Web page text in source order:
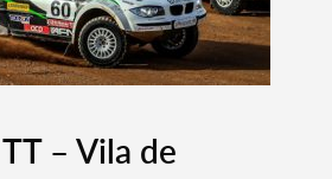
– Vila de